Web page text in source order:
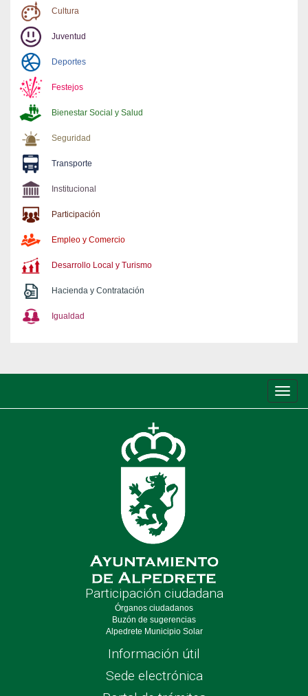
Cultura
Juventud
Deportes
Festejos
Bienestar Social y Salud
Seguridad
Transporte
Institucional
Participación
Empleo y Comercio
Desarrollo Local y Turismo
Hacienda y Contratación
Igualdad
de
Participación ciudadana
Órganos ciudadanos
Buzón de sugerencias
Alpedrete Municipio Solar
Información útil
Sede electrónica